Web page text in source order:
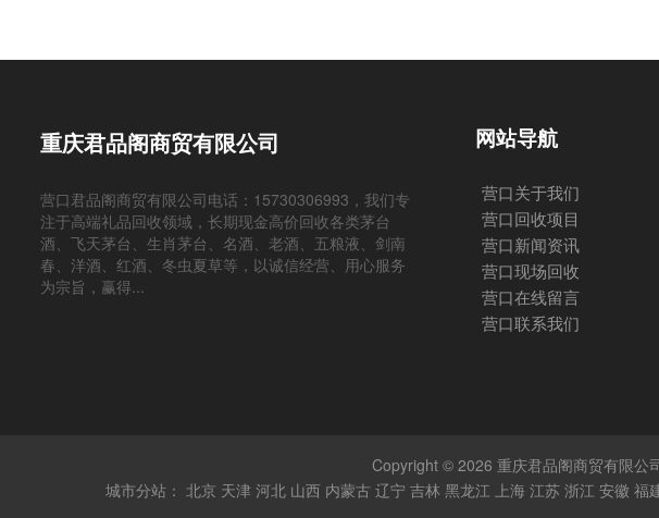
重庆君品阁商贸有限公司
营口君品阁商贸有限公司电话：15730306993，我们专
注于高端礼品回收领域，长期现金高价回收各类茅台
酒、飞天茅台、生肖茅台、名酒、老酒、五粮液、剑南
春、洋酒、红酒、冬虫夏草等，以诚信经营、用心服务
为宗旨，赢得...
网站导航
营口关于我们
营口回收项目
营口新闻资讯
营口现场回收
营口在线留言
营口联系我们
Copyright © 2026 重庆君品阁商贸有限公
城市分站： 北京 天津 河北 山西 内蒙古 辽宁 吉林 黑龙江 上海 江苏 浙江 安徽 福